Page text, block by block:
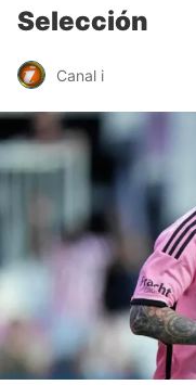
Selección
Canal i